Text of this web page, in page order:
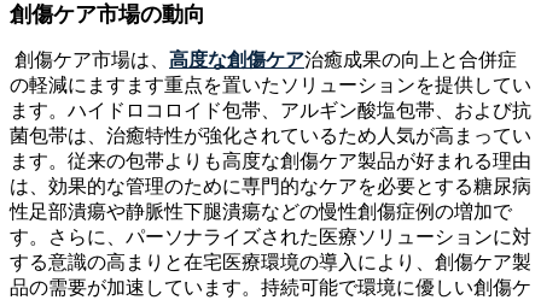
創傷ケア市場の動向
創傷ケア市場は、 高度な創傷ケア治癒成果の向上と合併症
の軽減にますます重点を置いたソリューションを提供してい
ます。ハイドロコロイド包帯、アルギン酸塩包帯、および抗
菌包帯は、治癒特性が強化されているため人気が高まってい
ます。従来の包帯よりも高度な創傷ケア製品が好まれる理由
は、効果的な管理のために専門的なケアを必要とする糖尿病
性足部潰瘍や静脈性下腿潰瘍などの慢性創傷症例の増加で
す。さらに、パーソナライズされた医療ソリューションに対
する意識の高まりと在宅医療環境の導入により、創傷ケア製
品の需要が加速しています。持続可能で環境に優しい創傷ケ